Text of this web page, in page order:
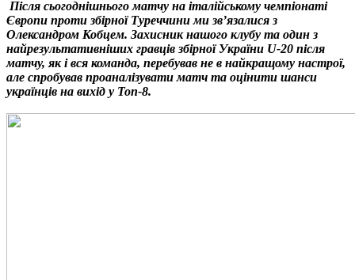
Після сьогоднішнього матчу на італійському чемпіонаті
Європи проти збірної Туреччини ми зв’язалися з
Олександром Кобцем. Захисник нашого клубу та один з
найрезультативніших гравців збірної України U-20 після
матчу, як і вся команда, перебував не в найкращому настрої,
але спробував проаналізувати матч та оцінити шанси
українців на вихід у Топ-8.